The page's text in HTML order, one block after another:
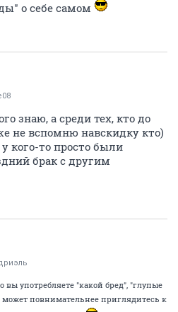
о себе самом
знаю, а среди тех, кто до
не вспомню навскидку кто)
кого-то просто были
брак с другим
вы употребляете "какой бред", "глупые
повнимательнее приглядитесь к